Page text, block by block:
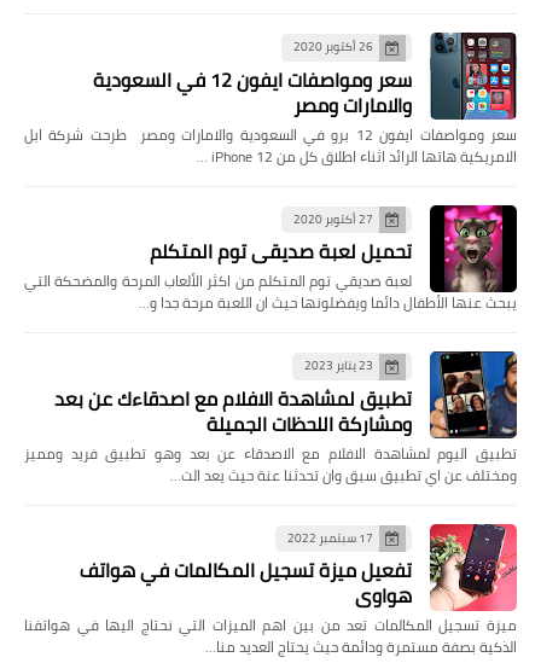
26 أكتوبر 2020
سعر ومواصفات ايفون 12 في السعودية
والامارات ومصر
سعر ومواصفات ايفون 12 برو في السعودية والامارات ومصر طرحت شركة ابل
الامريكية هاتها الرائد اثناء اطلاق كل من iPhone 12 …
27 أكتوبر 2020
تحميل لعبة صديقي توم المتكلم
لعبة صديقي توم المتكلم من اكثر الألعاب المرحة والمضحكة التي
يبحث عنها الأطفال دائما ويفضلونها حيث ان اللعبة مرحة جدا و…
23 يناير 2023
تطبيق لمشاهدة الافلام مع اصدقاءك عن بعد
ومشاركة اللحظات الجميلة
تطبيق اليوم لمشاهدة الافلام مع الاصدقاء عن بعد وهو تطبيق فريد ومميز
ومختلف عن اي تطبيق سبق وان تحدثنا عنة حيث يعد الت…
17 سبتمبر 2022
تفعيل ميزة تسجيل المكالمات في هواتف
هواوي
ميزة تسجيل المكالمات تعد من بين اهم الميزات التي نحتاج اليها في هواتفنا
الذكية بصفة مستمرة ودائمة حيث يحتاج العديد منا…